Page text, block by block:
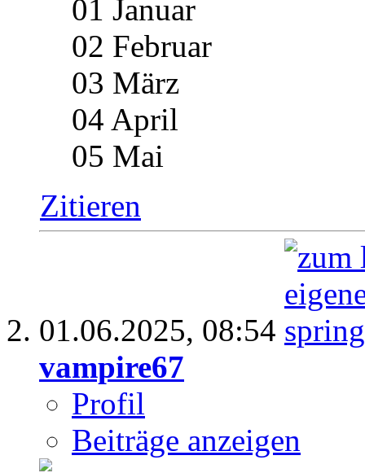
01 Januar
02 Februar
03 März
04 April
05 Mai
Zitieren
01.06.2025, 08:54
vampire67
Profil
Beiträge anzeigen